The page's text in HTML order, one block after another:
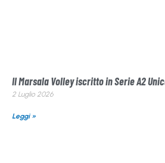
Il Marsala Volley iscritto in Serie A2
2 Luglio 2026
Leggi »